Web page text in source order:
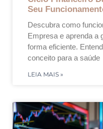
Seu
Descubra como
Empresa e aprenda a
forma eficiente.
conceito para a saúde
LEIA MAIS »